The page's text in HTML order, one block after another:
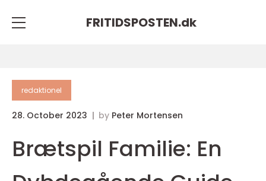
FRITIDSPOSTEN.dk
redaktionel
28. October 2023 by Peter Mortensen
Brætspil Familie: En